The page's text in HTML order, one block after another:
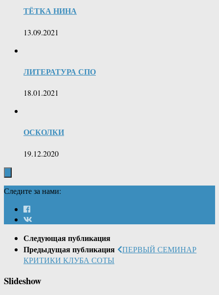
ТЁТКА НИНА
13.09.2021
ЛИТЕРАТУРА СПО
18.01.2021
ОСКОЛКИ
19.12.2020
Следите за нами:
Следующая публикация
Предыдущая публикация
ПЕРВЫЙ СЕМИНАР
КРИТИКИ КЛУБА СОТЫ
Slideshow